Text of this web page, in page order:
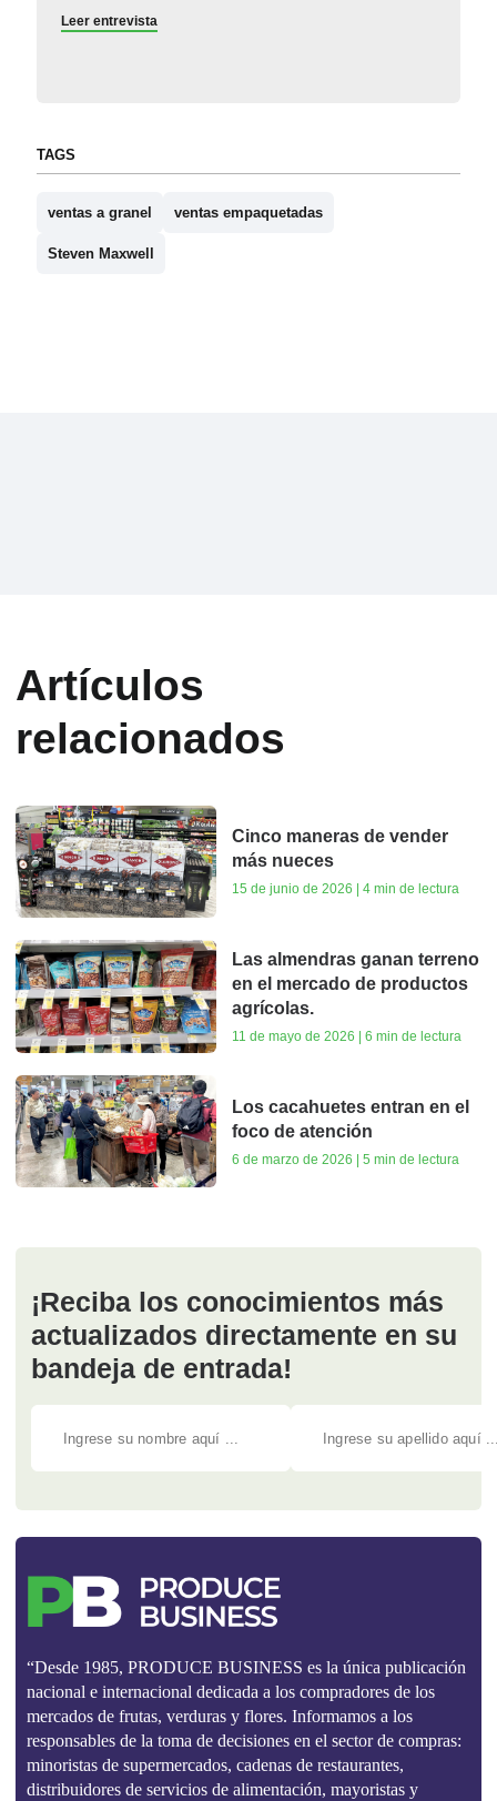
Leer entrevista
TAGS
ventas a granel ventas empaquetadas
Steven Maxwell
Artículos
relacionados
Cinco maneras de vender
más nueces
15 de junio de 2026 | 4 min de lectura
Las almendras ganan terreno
en el mercado de productos
agrícolas.
11 de mayo de 2026 | 6 min de lectura
Los cacahuetes entran en el
foco de atención
6 de marzo de 2026 | 5 min de lectura
¡Reciba los conocimientos más
actualizados directamente en su
bandeja de entrada!
“Desde 1985, PRODUCE BUSINESS es la única publicación
nacional e internacional dedicada a los compradores de los
mercados de frutas, verduras y flores. Informamos a los
responsables de la toma de decisiones en el sector de compras:
minoristas de supermercados, cadenas de restaurantes,
distribuidores de servicios de alimentación, mayoristas y